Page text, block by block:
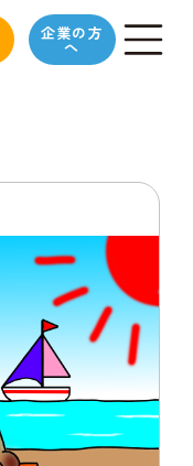
企業の方
へ